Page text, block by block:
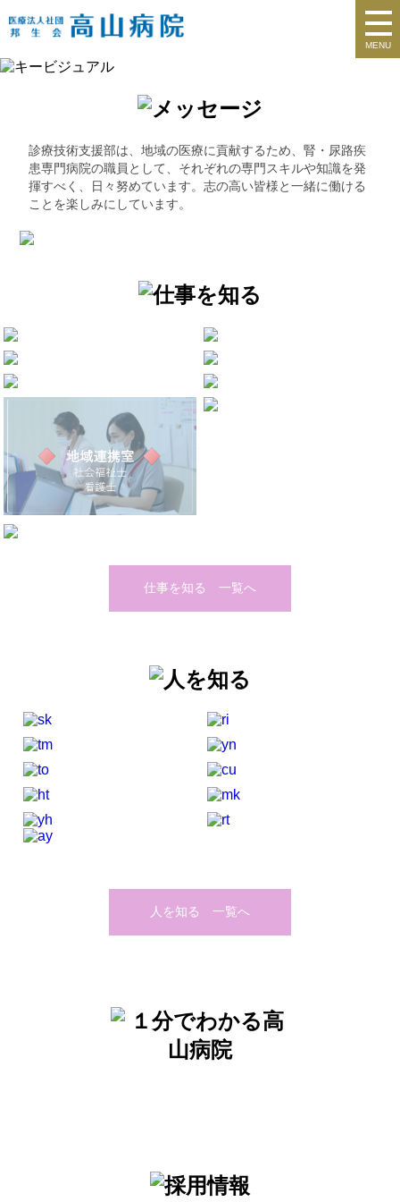
MENU
診療技術支援部は、地域の医療に貢献するため、腎・尿路疾
患専門病院の職員として、それぞれの専門スキルや知識を発
揮すべく、日々努めています。志の高い皆様と一緒に働ける
ことを楽しみにしています。
仕事を知る 一覧へ
人を知る 一覧へ